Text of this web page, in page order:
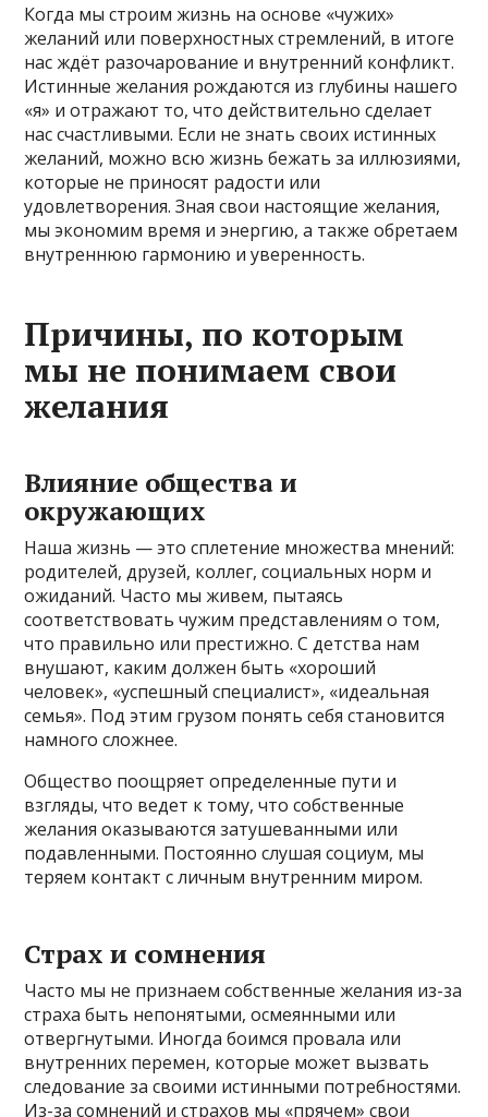
Когда мы строим жизнь на основе «чужих»
желаний или поверхностных стремлений, в итоге
нас ждёт разочарование и внутренний конфликт.
Истинные желания рождаются из глубины нашего
«я» и отражают то, что действительно сделает
нас счастливыми. Если не знать своих истинных
желаний, можно всю жизнь бежать за иллюзиями,
которые не приносят радости или
удовлетворения. Зная свои настоящие желания,
мы экономим время и энергию, а также обретаем
внутреннюю гармонию и уверенность.
Причины, по которым
мы не понимаем свои
желания
Влияние общества и
окружающих
Наша жизнь — это сплетение множества мнений:
родителей, друзей, коллег, социальных норм и
ожиданий. Часто мы живем, пытаясь
соответствовать чужим представлениям о том,
что правильно или престижно. С детства нам
внушают, каким должен быть «хороший
человек», «успешный специалист», «идеальная
семья». Под этим грузом понять себя становится
намного сложнее.
Общество поощряет определенные пути и
взгляды, что ведет к тому, что собственные
желания оказываются затушеванными или
подавленными. Постоянно слушая социум, мы
теряем контакт с личным внутренним миром.
Страх и сомнения
Часто мы не признаем собственные желания из-за
страха быть непонятыми, осмеянными или
отвергнутыми. Иногда боимся провала или
внутренних перемен, которые может вызвать
следование за своими истинными потребностями.
Из-за сомнений и страхов мы «прячем» свои